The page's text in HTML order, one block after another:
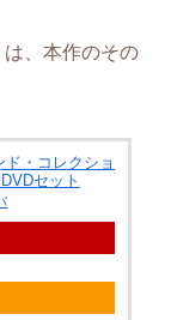
、本作のその
・コレクショ
セット